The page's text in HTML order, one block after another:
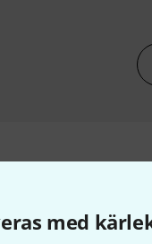
med&